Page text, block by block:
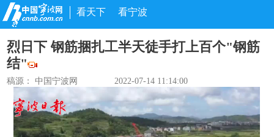
看天下 看宁波
烈日下 钢筋捆扎工半天徒手打上百个"钢筋
结"
稿源： 中国宁波网 2022-07-14 11:14:00